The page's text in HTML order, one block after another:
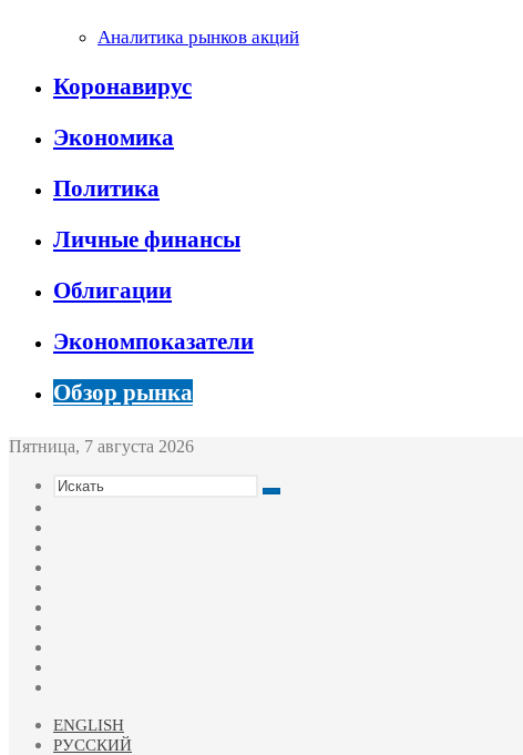
Аналитика рынков акций
Коронавирус
Экономика
Политика
Личные финансы
Облигации
Экономпоказатели
Обзор рынка
Пятница, 7 августа 2026
Искать
ENGLISH
РУССКИЙ